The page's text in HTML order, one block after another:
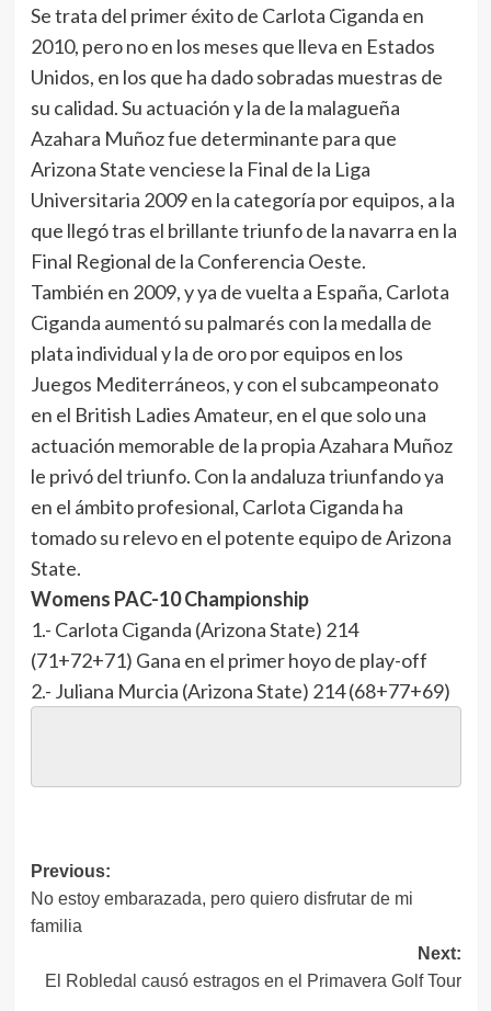
Se trata del primer éxito de Carlota Ciganda en
2010, pero no en los meses que lleva en Estados
Unidos, en los que ha dado sobradas muestras de
su calidad. Su actuación y la de la malagueña
Azahara Muñoz fue determinante para que
Arizona State venciese la Final de la Liga
Universitaria 2009 en la categoría por equipos, a la
que llegó tras el brillante triunfo de la navarra en la
Final Regional de la Conferencia Oeste.
También en 2009, y ya de vuelta a España, Carlota
Ciganda aumentó su palmarés con la medalla de
plata individual y la de oro por equipos en los
Juegos Mediterráneos, y con el subcampeonato
en el British Ladies Amateur, en el que solo una
actuación memorable de la propia Azahara Muñoz
le privó del triunfo. Con la andaluza triunfando ya
en el ámbito profesional, Carlota Ciganda ha
tomado su relevo en el potente equipo de Arizona
State.
Womens PAC-10 Championship
1.- Carlota Ciganda (Arizona State) 214
(71+72+71) Gana en el primer hoyo de play-off
2.- Juliana Murcia (Arizona State) 214 (68+77+69)
Navegación
de
Previous:
No estoy embarazada, pero quiero disfrutar de mi
familia
Next:
El Robledal causó estragos en el Primavera Golf Tour